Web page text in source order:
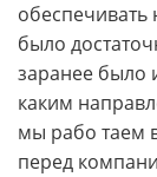
обеспечивать
было
заранее было
каким
мы рабо таем
перед